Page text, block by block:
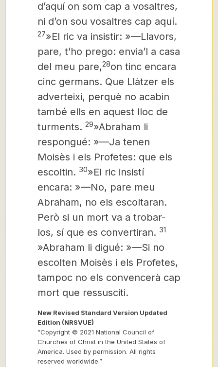
d’aquí on som cap a vosaltres,
ni d’on sou vosaltres cap aquí.
27»El ric va insistir: »—Llavors,
pare, t’ho prego: envia’l a casa
del meu pare,28on tinc encara
cinc germans. Que Llàtzer els
adverteixi, perquè no acabin
també ells en aquest lloc de
turments. 29»Abraham li
respongué: »—Ja tenen
Moisès i els Profetes: que els
escoltin. 30»El ric insistí
encara: »—No, pare meu
Abraham, no els escoltaran.
Però si un mort va a trobar-
los, sí que es convertiran. 31
»Abraham li digué: »—Si no
escolten Moisès i els Profetes,
tampoc no els convencerà cap
mort que ressusciti.
New Revised Standard Version Updated
Edition (NRSVUE)
“Copyright © 2021 National Council of
Churches of Christ in the United States of
America. Used by permission. All rights
reserved worldwide.”